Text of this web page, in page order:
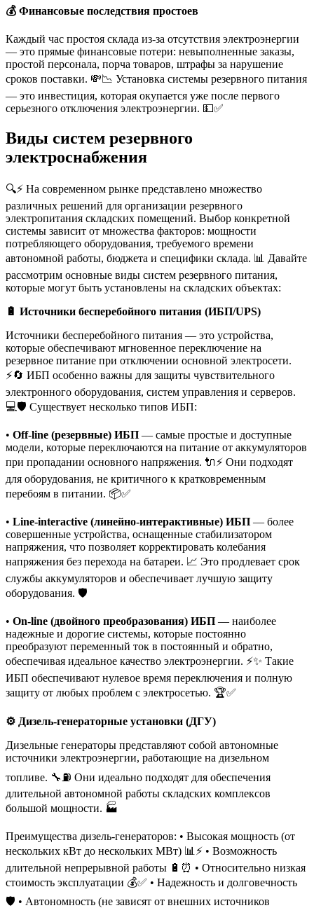
💰 Финансовые последствия простоев
Каждый час простоя склада из-за отсутствия электроэнергии
— это прямые финансовые потери: невыполненные заказы,
простой персонала, порча товаров, штрафы за нарушение
сроков поставки. 💸📉 Установка системы резервного питания
— это инвестиция, которая окупается уже после первого
серьезного отключения электроэнергии. 💵✅
Виды систем резервного
электроснабжения
🔍⚡ На современном рынке представлено множество
различных решений для организации резервного
электропитания складских помещений. Выбор конкретной
системы зависит от множества факторов: мощности
потребляющего оборудования, требуемого времени
автономной работы, бюджета и специфики склада. 📊 Давайте
рассмотрим основные виды систем резервного питания,
которые могут быть установлены на складских объектах:
🔋 Источники бесперебойного питания (ИБП/UPS)
Источники бесперебойного питания — это устройства,
которые обеспечивают мгновенное переключение на
резервное питание при отключении основной электросети.
⚡🔄 ИБП особенно важны для защиты чувствительного
электронного оборудования, систем управления и серверов.
💻🛡️ Существует несколько типов ИБП:
• Off-line (резервные) ИБП — самые простые и доступные
модели, которые переключаются на питание от аккумуляторов
при пропадании основного напряжения. 🔌⚡ Они подходят
для оборудования, не критичного к кратковременным
перебоям в питании. 📦✅
• Line-interactive (линейно-интерактивные) ИБП — более
совершенные устройства, оснащенные стабилизатором
напряжения, что позволяет корректировать колебания
напряжения без перехода на батареи. 📈 Это продлевает срок
службы аккумуляторов и обеспечивает лучшую защиту
оборудования. 🛡️
• On-line (двойного преобразования) ИБП — наиболее
надежные и дорогие системы, которые постоянно
преобразуют переменный ток в постоянный и обратно,
обеспечивая идеальное качество электроэнергии. ⚡✨ Такие
ИБП обеспечивают нулевое время переключения и полную
защиту от любых проблем с электросетью. 🏆✅
⚙️ Дизель-генераторные установки (ДГУ)
Дизельные генераторы представляют собой автономные
источники электроэнергии, работающие на дизельном
топливе. 🔧⛽ Они идеально подходят для обеспечения
длительной автономной работы складских комплексов
большой мощности. 🏭
Преимущества дизель-генераторов: • Высокая мощность (от
нескольких кВт до нескольких МВт) 📊⚡ • Возможность
длительной непрерывной работы 🔋⏰ • Относительно низкая
стоимость эксплуатации 💰✅ • Надежность и долговечность
🛡️ • Автономность (не зависят от внешних источников